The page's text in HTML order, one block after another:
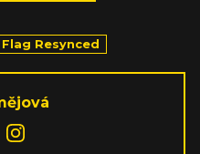
Resynced